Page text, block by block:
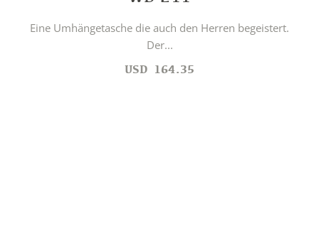
Eine Umhängetasche die auch den Herren begeistert.
Der...
USD 164.35